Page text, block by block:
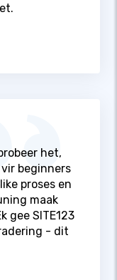
het,
beginners
proses en
maak
gee SITE123
- dit